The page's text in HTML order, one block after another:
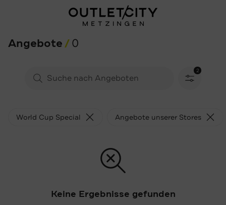
Angebote 0
2Filter
World Cup Special Angebote unserer Stores
Keine Ergebnisse gefunden